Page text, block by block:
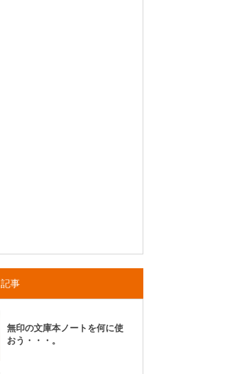
事
無印の文庫本ノートを何に使
おう・・・。